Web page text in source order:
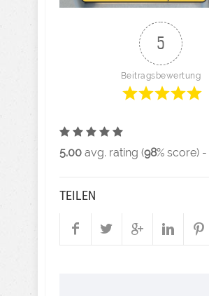
5
Beitragsbewertung
5.00 avg. rating (98% score) -
TEILEN